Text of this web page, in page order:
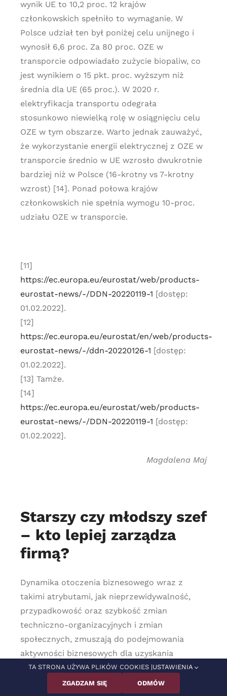
wynik UE to 10,2 proc. 12 krajów
członkowskich spełniło to wymaganie. W
Polsce udział ten był poniżej celu unijnego i
wynosił 6,6 proc. Za 80 proc. OZE w
transporcie odpowiadało zużycie biopaliw, co
jest wynikiem o 15 pkt. proc. wyższym niż
średnia dla UE (65 proc.). W 2020 r.
elektryfikacja transportu odegrała
stosunkowo niewielką rolę w osiągnięciu celu
OZE w tym obszarze. Warto jednak zauważyć,
że wykorzystanie energii elektrycznej z OZE w
transporcie średnio w UE wzrosło dwukrotnie
bardziej niż w Polsce (16-krotny vs 7-krotny
wzrost) [14]. Ponad połowa krajów
członkowskich nie spełnia wymogu 10-proc.
udziału OZE w transporcie.
[11]
https://ec.europa.eu/eurostat/web/products-
eurostat-news/-/DDN-20220119-1 [dostęp:
01.02.2022].
[12]
https://ec.europa.eu/eurostat/en/web/products-
eurostat-news/-/ddn-20220126-1 [dostęp:
01.02.2022].
[13] Tamże.
[14]
https://ec.europa.eu/eurostat/web/products-
eurostat-news/-/DDN-20220119-1 [dostęp:
01.02.2022].
Magdalena Maj
Starszy czy młodszy szef
– kto lepiej zarządza
firmą?
Dynamika otoczenia biznesowego wraz z
takimi atrybutami, jak nieprzewidywalność,
przypadkowość oraz szybkość zmian
techniczno-organizacyjnych i zmian
społecznych, zmuszają do podejmowania
aktywności biznesowych dla uzyskania
większej sprawności w adaptacji firmy do
nowych wyzwań. Powstaje jednak pytanie, czy
TA STRONA UŻYWA PLIKÓW COOKIES |USTAWIENIA
ZGADZAM SIĘ ODMÓW